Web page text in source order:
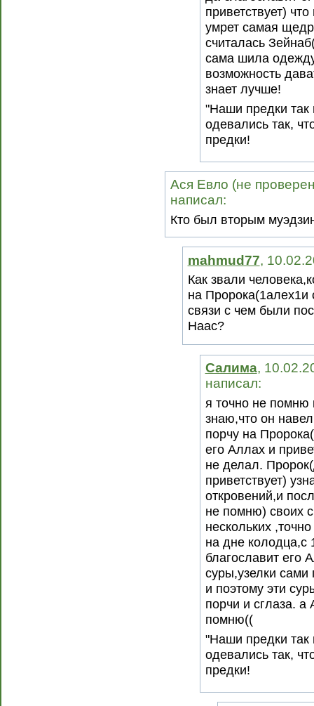
приветствует)
умрет самая
считалась
сама шила
возможность
знает лучше!
"Наши предки
одевались так,
предки!
Ася Евло (не
написал:
Кто был вторым
mahmud77,
Как звали
на Пророка(1алех1и
связи с чем были
Наас?
Салима,
написал:
я точно не помню
знаю,что он
порчу на
его Аллах и
не делал.
приветствует)
откровений,и
не помню) своих
нескольких
на дне колодца,с
благославит его
суры,узелки сами
и поэтому эти
порчи и сглаза. а
помню((
"Наши предки
одевались так,
предки!